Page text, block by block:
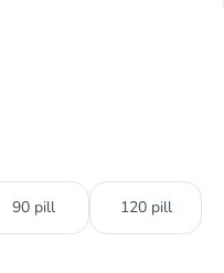
90 pill 120 pill